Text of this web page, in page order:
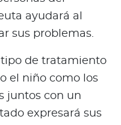
ayudará al
sus problemas.
de tratamiento
el niño como los
juntos con un
expresará sus